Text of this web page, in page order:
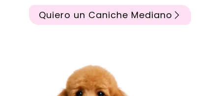
Quiero un Caniche Mediano